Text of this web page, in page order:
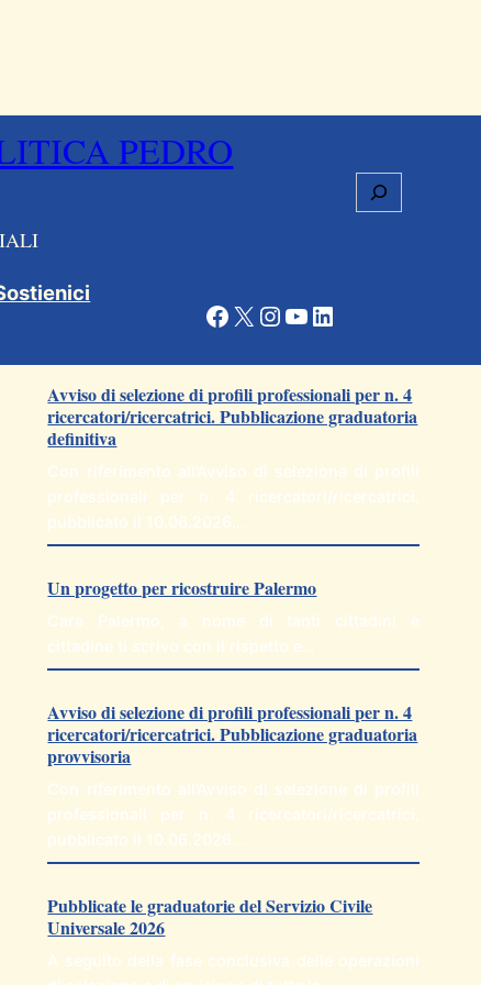
PEDRO
Cerca
Facebook X Instagram YouTube LinkedIn
Avviso di selezione di profili professionali per n. 4
ricercatori/ricercatrici. Pubblicazione graduatoria
definitiva
Con riferimento all’Avviso di selezione di profili
professionali per n. 4 ricercatori/ricercatrici,
pubblicato il 10.06.2026…
Un progetto per ricostruire Palermo
Cara Palermo, a nome di tanti cittadini e
cittadine ti scrivo con il rispetto e…
Avviso di selezione di profili professionali per n. 4
ricercatori/ricercatrici. Pubblicazione graduatoria
provvisoria
Con riferimento all’Avviso di selezione di profili
professionali per n. 4 ricercatori/ricercatrici,
pubblicato il 10.06.2026…
Pubblicate le graduatorie del Servizio Civile
Universale 2026
A seguito della fase conclusiva delle operazioni